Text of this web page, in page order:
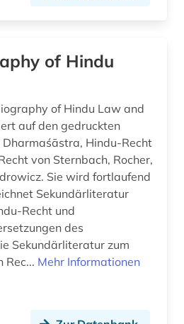
hr-management (1)
immobilienmakler (1)
of Hindu
of Hindu Law and
auf den gedruckten
Hindu-Recht
von Sternbach, Rocher,
Sie wird fortlaufend
Recht und
des
Sekundärliteratur zum
Rec... Mehr Informationen